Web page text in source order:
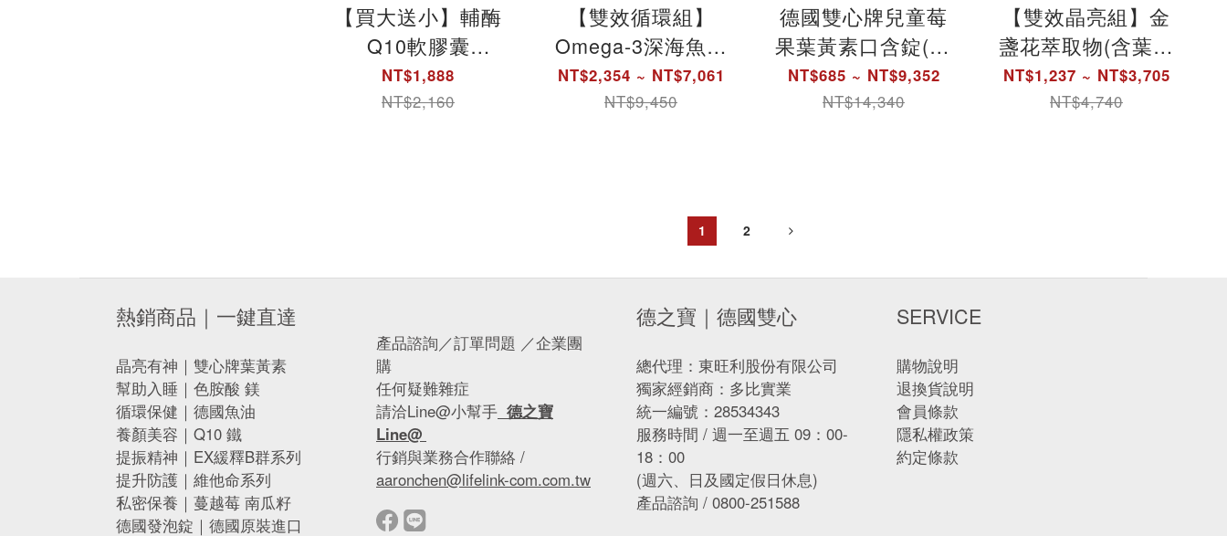
【買大送小】輔酶
Q10軟膠囊
_30mgQ10(90粒/
盒) ｜德之寶台灣官
NT$1,888
NT$2,160
【雙效循環組】
Omega-3深海魚油
軟膠囊+輔酶Q10膠
囊｜德之寶台灣官
NT$2,354 ~ NT$7,061
NT$9,450
德國雙心牌兒童莓
果葉黃素口含錠(60
錠/盒)_全方位護明
配方｜德之寶台灣
NT$685 ~ NT$9,352
NT$14,340
【雙效晶亮組】金
盞花萃取物(含葉黃
素)複方軟膠囊
+Omega-3深海魚油
NT$1,237 ~ NT$3,705
NT$4,740
1 2
熱銷商品｜一鍵直達
晶亮有神｜雙心牌葉黃素
幫助入睡｜色胺酸 鎂
循環保健｜德國魚油
養顏美容｜Q10 鐵
提振精神｜EX緩釋B群系列
提升防護｜維他命系列
私密保養｜蔓越莓 南瓜籽
德國發泡錠｜德國原裝進口
產品諮詢／訂單問題 ／企業團
購
任何疑難雜症
請洽Line@小幫手 德之寶
Line@
行銷與業務合作聯絡 /
aaronchen@lifelink-com.com.tw
德之寶｜德國雙心
總代理：東旺利股份有限公司
獨家經銷商：多比實業
統一編號：28534343
服務時間 / 週一至週五 09：00-
18：00
(週六、日及國定假日休息)
產品諮詢 / 0800-251588
SERVICE
購物說明
退換貨說明
會員條款
隱私權政策
約定條款